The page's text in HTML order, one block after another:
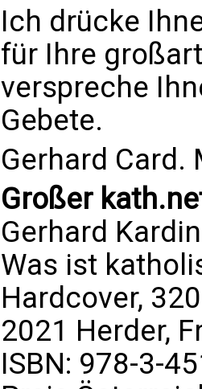
Ich drücke
für Ihre
verspreche
Gebete.
Gerhard Card.
Großer
Gerhard
Was ist
Hardcover,
2021 Herder,
ISBN: 978-3-